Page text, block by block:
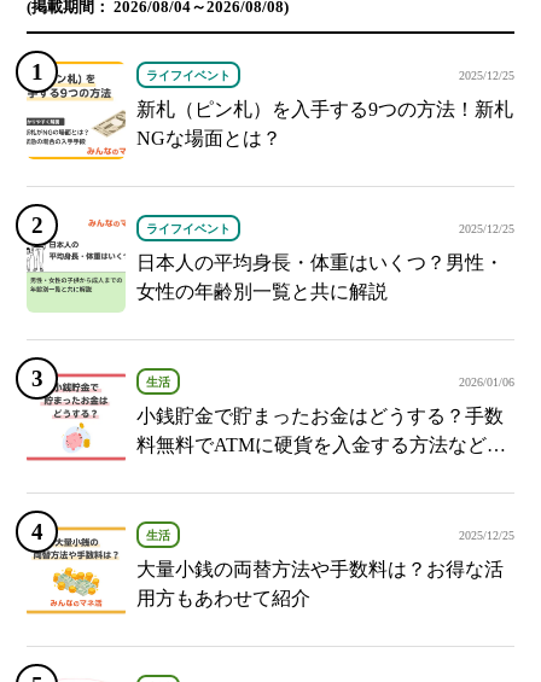
(掲載期間： 2026/08/04～2026/08/08)
ライフイベント 2025/12/25
新札（ピン札）を入手する9つの方法！新札
NGな場面とは？
ライフイベント 2025/12/25
日本人の平均身長・体重はいくつ？男性・
女性の年齢別一覧と共に解説
生活 2026/01/06
小銭貯金で貯まったお金はどうする？手数
料無料でATMに硬貨を入金する方法など紹
生活 2025/12/25
大量小銭の両替方法や手数料は？お得な活
用方もあわせて紹介